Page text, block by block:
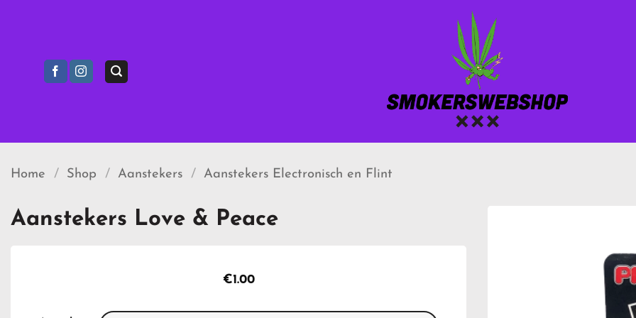
Home / Shop / Aanstekers / Aanstekers Electronisch en Flint
Aanstekers Love & Peace
€1.00